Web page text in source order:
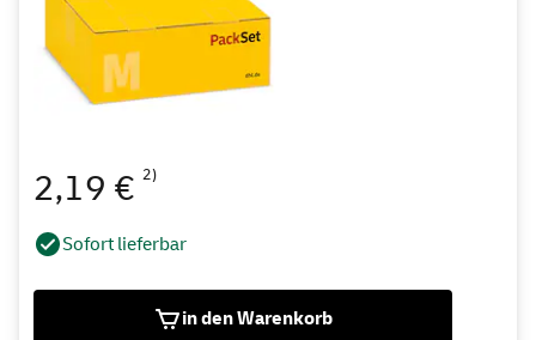
2,19 € 2)
Sofort lieferbar
in den Warenkorb